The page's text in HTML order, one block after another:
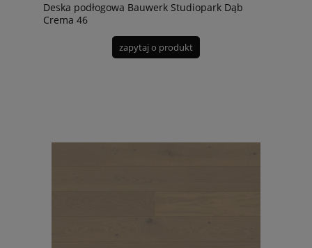
Deska podłogowa Bauwerk Studiopark Dąb
Crema 46
zapytaj o produkt